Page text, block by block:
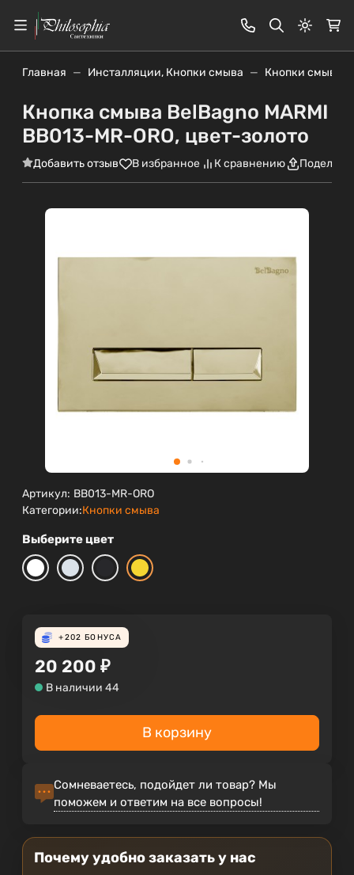
Главная Инсталляции, Кнопки смыва Кнопки смыва
Кнопка смыва BelBagno MARMI
BB013-MR-ORO, цвет-золото
Добавить отзыв В избранное К сравнению
Артикул: BB013-MR-ORO
Категории:Кнопки смыва
Выберите цвет
+202 БОНУСА
20 200 ₽
В наличии 44
В корзину
Сомневаетесь, подойдет ли товар? Мы
поможем и ответим на все вопросы!
Почему удобно заказать у нас